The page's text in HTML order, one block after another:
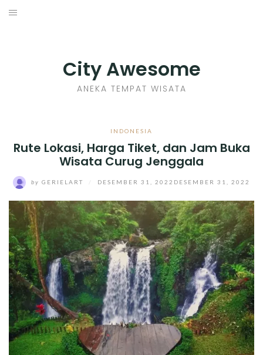
Skip
City Awesome
ANEKA TEMPAT WISATA
INDONESIA
Rute Lokasi, Harga Tiket, dan Jam Buka
Wisata Curug Jenggala
by GERIELART DESEMBER 31, 2022 DESEMBER 31, 2022
SENI KERAJINAN
INFO GAMES
MOVIES REVIEW